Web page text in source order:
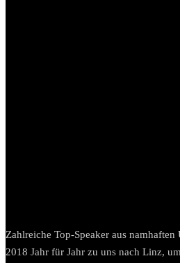
Zahlreiche Top-Speaker aus
2018 Jahr für Jahr zu uns nach Linz,